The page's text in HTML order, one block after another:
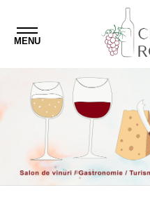
MENU